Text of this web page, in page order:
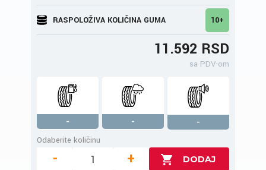
RASPOLOŽIVA KOLIČINA GUMA 10+
11.592 RSD
sa PDV-om
- -
-
Odaberite količinu
- +